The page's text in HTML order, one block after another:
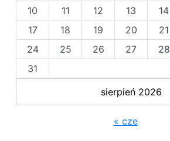
sierpień 2026
10
11 12 13 14
17
18 19 20 21
24
25 26 27 28
31
« cze